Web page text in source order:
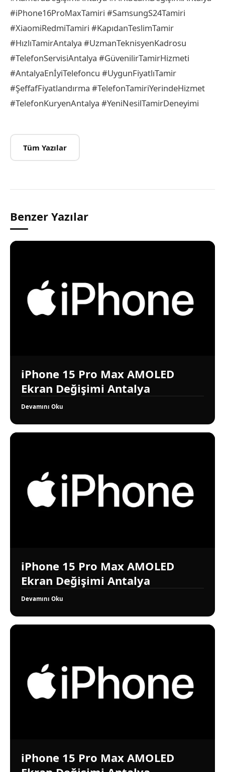
#iPhone16ProMaxTamiri #SamsungS24Tamiri
#XiaomiRedmiTamiri #KapıdanTeslimTamir
#HızlıTamirAntalya #UzmanTeknisyenKadrosu
#TelefonServisiAntalya #GüvenilirTamirHizmeti
#AntalyaEnİyiTelefoncu #UygunFiyatlıTamir
#ŞeffafFiyatlandırma #TelefonTamiriYerindeHizmet
#TelefonKuryenAntalya #YeniNesilTamirDeneyimi
Tüm Yazılar
Benzer Yazılar
iPhone 15 Pro Max AMOLED
Ekran Değişimi Antalya
Devamını Oku
iPhone 15 Pro Max AMOLED
Ekran Değişimi Antalya
Devamını Oku
iPhone 15 Pro Max AMOLED